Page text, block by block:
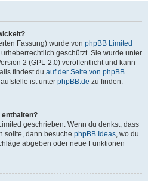
Fassung) wurde von phpBB Limited
geschützt. Sie wurde unter
2 (GPL-2.0) veröffentlicht und kann
findest du auf der Seite von phpBB
ist unter phpBB.de zu finden.
geschrieben. Wenn du denkst, dass
sollte, dann besuche phpBB Ideas, wo du
abgeben oder neue Funktionen